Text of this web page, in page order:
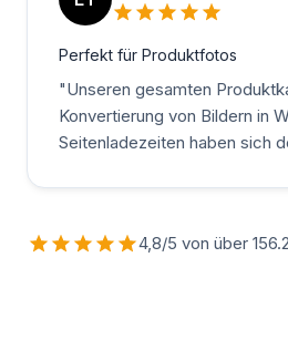
Perfekt für Produktfotos
"Unseren gesamten
Konvertierung von Bildern in
Seitenladezeiten haben sich
4,8/5 von über